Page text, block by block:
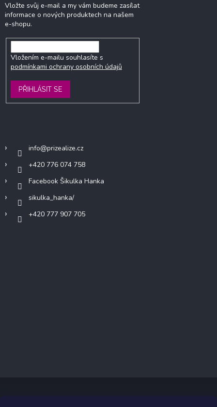
Vložte svůj e-mail a my vám budeme zasílat
informace o nových produktech na našem
e-shopu.
Vložením e-mailu souhlasíte s
podmínkami ochrany osobních údajů
PŘIHLÁSIT SE
info@prizealize.cz
+420 776 074 758
Facebook Šikulka Hanka
sikulka_hanka/
+420 777 907 705